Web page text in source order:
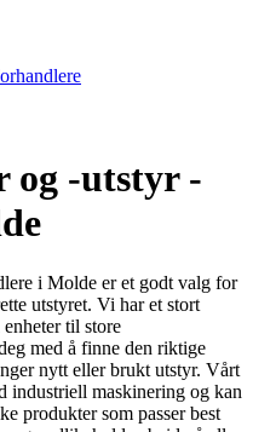
og -utstyr -
i Molde er et godt valg for
utstyret. Vi har et stort
til store
med å finne den riktige
nytt eller brukt utstyr. Vårt
industriell maskinering og kan
produkter som passer best